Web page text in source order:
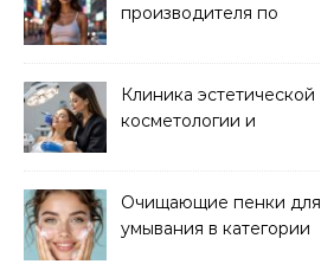
производителя по
Клиника эстетической
косметологии и
Очищающие пенки для
умывания в категории